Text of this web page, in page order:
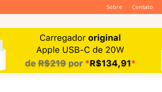
Sobre Contato